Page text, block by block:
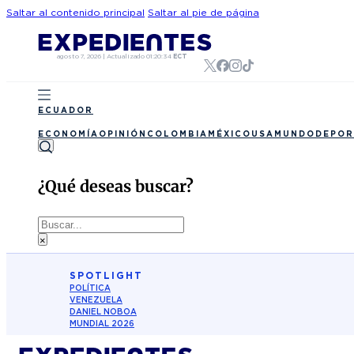
Saltar al contenido principal Saltar al pie de página
agosto 7, 2026 | Actualizado 01:20:34 ECT
ECUADOR
ECONOMÍA OPINIÓN COLOMBIA MÉXICO USA MUNDO
¿Qué deseas buscar?
Buscar
×
SPOTLIGHT
POLÍTICA
VENEZUELA
DANIEL NOBOA
MUNDIAL 2026